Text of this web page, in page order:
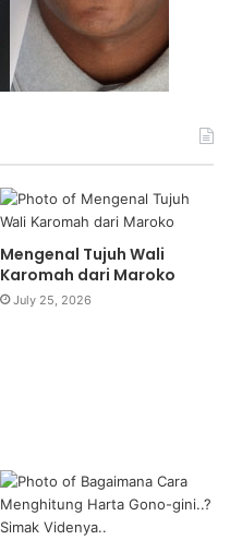
Mengenal Tujuh Wali
Karomah dari Maroko
July 25, 2026